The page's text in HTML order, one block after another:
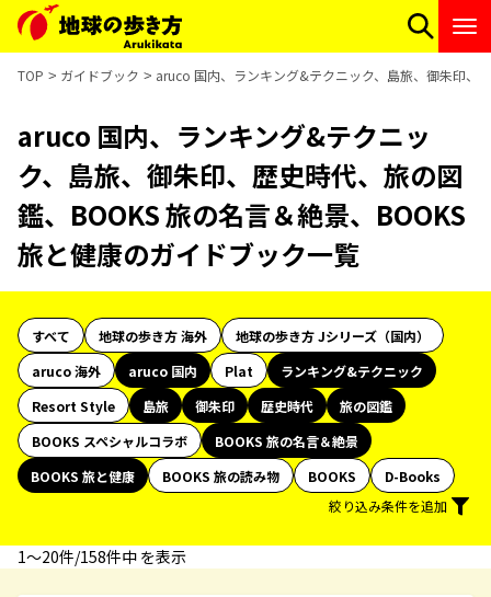
TOP ガイドブック aruco 国内、ランキング&テクニック、島旅、御朱印、
aruco 国内、ランキング&テクニッ
ク、島旅、御朱印、歴史時代、旅の図
鑑、BOOKS 旅の名言＆絶景、BOOKS
旅と健康のガイドブック一覧
すべて 地球の歩き方 海外
地球の歩き方 Jシリーズ（国内）
aruco 海外
aruco 国内 Plat
ランキング&テクニック
Resort Style
島旅 御朱印 歴史時代
旅の図鑑
BOOKS スペシャルコラボ
BOOKS 旅の名言＆絶景
BOOKS 旅と健康
BOOKS 旅の読み物 BOOKS
D-Books
絞り込み条件を追加
1〜20件/158件中 を表示